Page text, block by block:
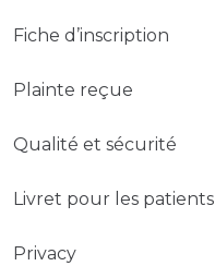
Fiche d’inscription
Plainte reçue
Qualité et sécurité
Livret pour les patients
Privacy